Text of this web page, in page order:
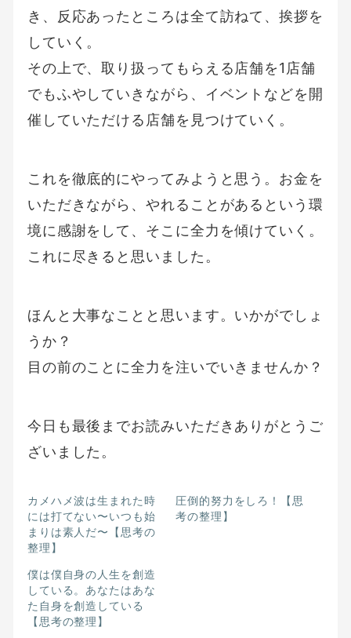
き、反応あったところは全て訪ねて、挨拶を
していく。
その上で、取り扱ってもらえる店舗を1店舗
でもふやしていきながら、イベントなどを開
催していただける店舗を見つけていく。
これを徹底的にやってみようと思う。お金を
いただきながら、やれることがあるという環
境に感謝をして、そこに全力を傾けていく。
これに尽きると思いました。
ほんと大事なことと思います。いかがでしょ
うか？
目の前のことに全力を注いでいきませんか？
今日も最後までお読みいただきありがとうご
ざいました。
カメハメ波は生まれた時
には打てない〜いつも始
まりは素人だ〜【思考の
整理】
圧倒的努力をしろ！【思
考の整理】
僕は僕自身の人生を創造
している。あなたはあな
た自身を創造している
【思考の整理】